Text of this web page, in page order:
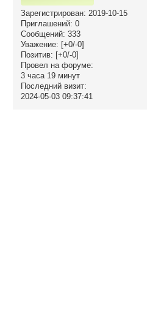
Зарегистрирован: 2019-10-15
Приглашений: 0
Сообщений: 333
Уважение: [+0/-0]
Позитив: [+0/-0]
Провел на форуме:
3 часа 19 минут
Последний визит:
2024-05-03 09:37:41